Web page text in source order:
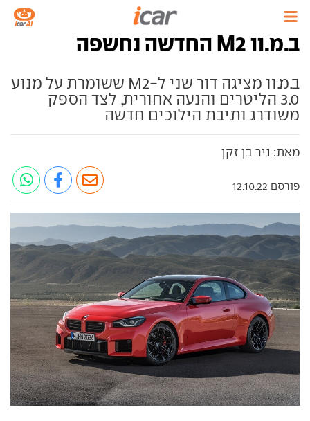
ב.מ.וו M2 החדשה נחשפה
ב.מ.וו מציגה דור שני ל-M2 ששומרת על מנוע
3.0 הליטרים והנעה אחורית, לצד הספק
משודרג ותיבת הילוכים חדשה
מאת: ניר בן זקן
פורסם 12.10.22